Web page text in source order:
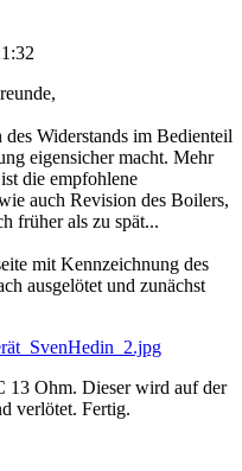
Widerstands im Bedienteil
eigensicher macht. Mehr
die empfohlene
auch Revision des Boilers,
früher als zu spät...
mit Kennzeichnung des
ausgelötet und zunächst
13 Ohm. Dieser wird auf der
verlötet. Fertig.